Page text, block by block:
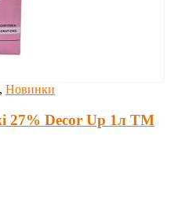
, Новинки
27% Decor Up 1л ТМ